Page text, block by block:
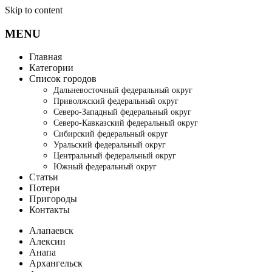
Skip to content
MENU
Главная
Категории
Список городов
Дальневосточный федеральный округ
Приволжский федеральный округ
Северо-Западный федеральный округ
Северо-Кавказский федеральный округ
Сибирский федеральный округ
Уральский федеральный округ
Центральный федеральный округ
Южный федеральный округ
Статьи
Потери
Пригороды
Контакты
Алапаевск
Алексин
Анапа
Архангельск